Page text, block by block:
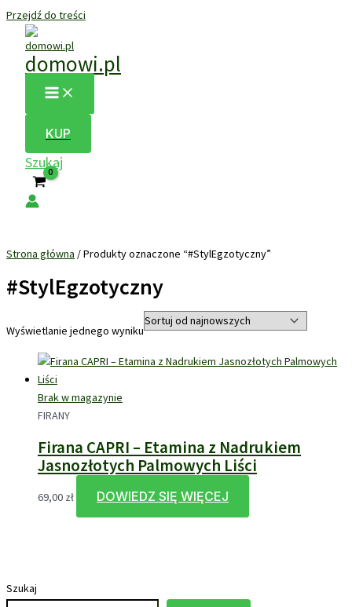
Przejdź do treści
domowi.pl
KUP
Szukaj
Szukaj
Strona główna / Produkty oznaczone “#StylEgzotyczny”
#StylEgzotyczny
Wyświetlanie jednego wyniku
Brak w magazynie
FIRANY
Firana CAPRI – Etamina z Nadrukiem
Jasnozłotych Palmowych Liści
69,00 zł DOWIEDZ SIĘ WIĘCEJ